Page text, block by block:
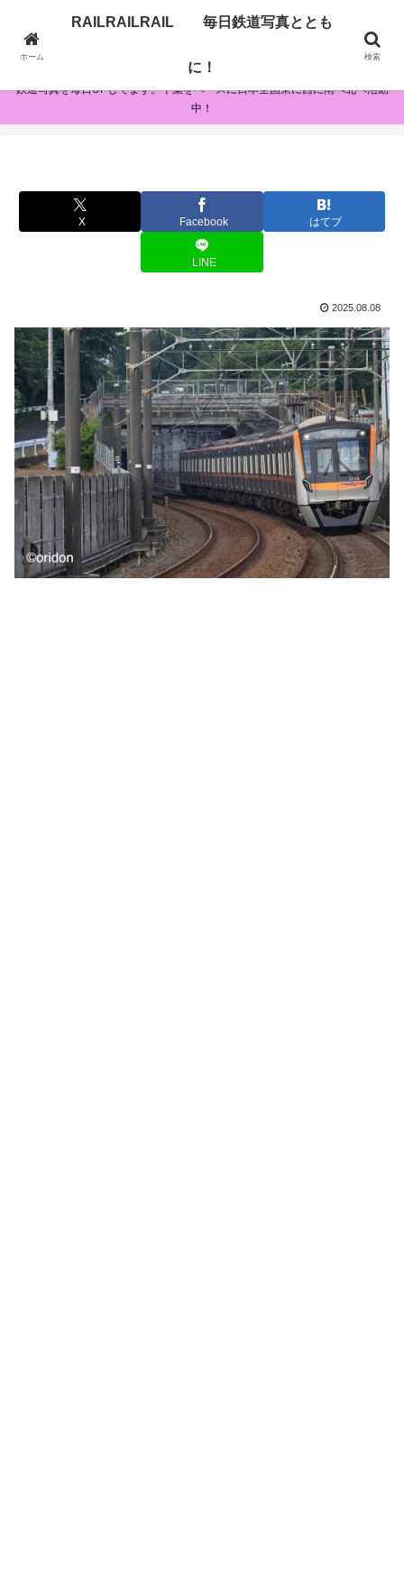
RAILRAILRAIL 毎日鉄道写真とともに！
鉄道写真を毎日UPしてます。千葉をベースに日本全国東に西に南へ北へ活動
中！
X Facebook はてブ
LINE
2025.08.08
ホーム
RAILRAILRAIL 毎日鉄道写真ととも
に！
検索